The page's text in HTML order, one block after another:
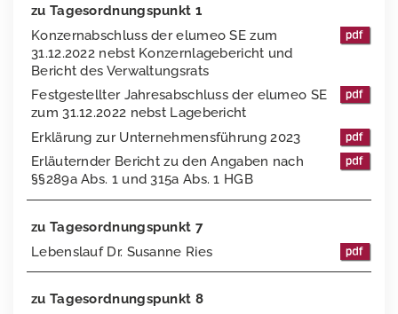
Präsentationen & Webcasts
Erläuterungen zu Alternativen Leistungskennzahlen
2025
2024
2022
2021
2019
zu Tagesordnungspunkt 1
Konzernabschluss der elumeo SE zum
31.12.2022 nebst Konzernlagebericht und
Bericht des Verwaltungsrats
Festgestellter Jahresabschluss der elumeo SE
zum 31.12.2022 nebst Lagebericht
Erklärung zur Unternehmensführung 2023
Erläuternder Bericht zu den Angaben nach
§§289a Abs. 1 und 315a Abs. 1 HGB
zu Tagesordnungspunkt 7
Lebenslauf Dr. Susanne Ries
zu Tagesordnungspunkt 8